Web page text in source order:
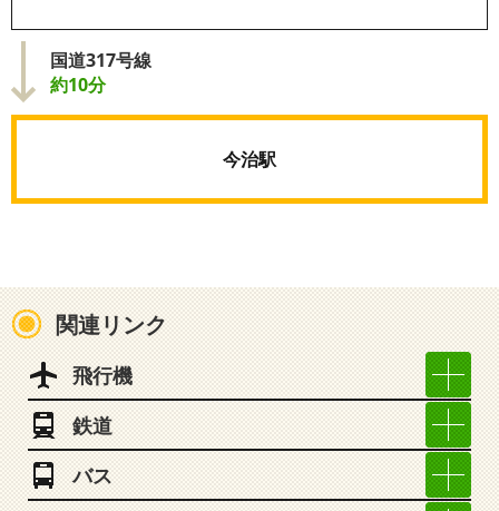
国道317号線
約10分
今治駅
関連リンク
飛行機
鉄道
バス